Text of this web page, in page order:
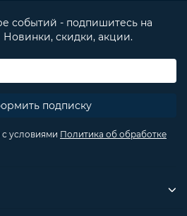
событий - подпишитесь на
скидки, акции.
подписку
условиями Политика об обработке